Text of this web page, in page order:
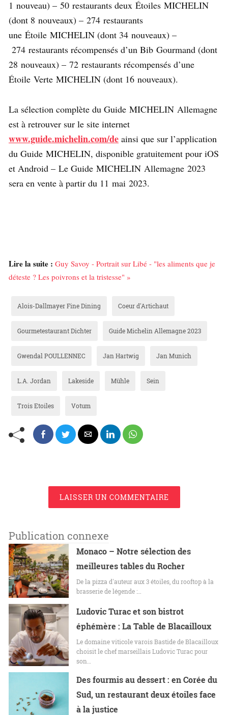
1 nouveau) – 50 restaurants deux Étoiles MICHELIN
(dont 8 nouveaux) – 274 restaurants
une Étoile MICHELIN (dont 34 nouveaux) –
274 restaurants récompensés d’un Bib Gourmand (dont
28 nouveaux) – 72 restaurants récompensés d’une
Étoile Verte MICHELIN (dont 16 nouveaux).
La sélection complète du Guide MICHELIN Allemagne
est à retrouver sur le site internet
www.guide.michelin.com/de ainsi que sur l’application
du Guide MICHELIN, disponible gratuitement pour iOS
et Android – Le Guide MICHELIN Allemagne 2023
sera en vente à partir du 11 mai 2023.
Lire la suite : Guy Savoy - Portrait sur Libé - "les aliments que je
déteste ? Les poivrons et la tristesse" »
Alois-Dallmayer Fine Dining Coeur d'Artichaut
Gourmetestaurant Dichter Guide Michelin Allemagne 2023
Gwendal POULLENNEC Jan Hartwig Jan Munich
L.A. Jordan Lakeside Mühle Sein
Trois Etoiles Votum
LAISSER UN COMMENTAIRE
Publication connexe
Monaco – Notre sélection des
meilleures tables du Rocher
De la pizza d'auteur aux 3 étoiles, du rooftop à la
brasserie de légende :…
Ludovic Turac et son bistrot
éphémère : La Table de Blacailloux
Le domaine viticole varois Bastide de Blacailloux
choisit le chef marseillais Ludovic Turac pour
son…
Des fourmis au dessert : en Corée du
Sud, un restaurant deux étoiles face
à la justice